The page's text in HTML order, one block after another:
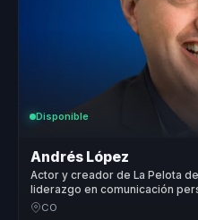
Disponible
Andrés López
Actor y creador de La Pelota
liderazgo en comunicación
para empresas.
CO